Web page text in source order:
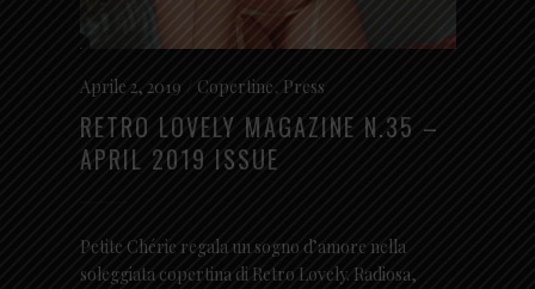
Aprile 2, 2019 Copertine , Press
RETRO LOVELY MAGAZINE N.35 –
APRIL 2019 ISSUE
Petite Chérie regala un sogno d’amore nella
soleggiata copertina di Retro Lovely. Radiosa,